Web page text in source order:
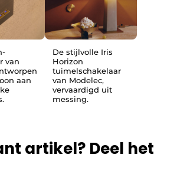
van
aan
De stijlvolle Iris
Horizon
tuimelschakelaar
van Modelec,
vervaardigd uit
messing.
artikel? Deel het